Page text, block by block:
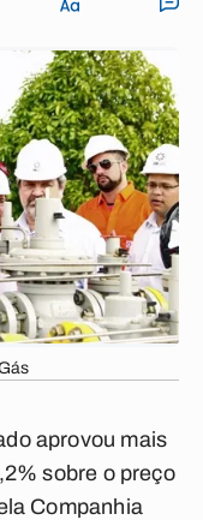
aprovou mais
sobre o preço
Companhia